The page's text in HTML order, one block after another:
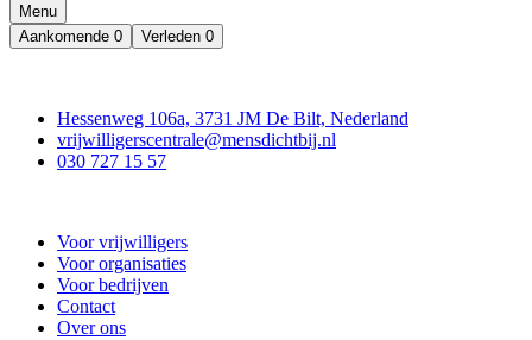
Menu
Aankomende 0 Verleden 0
Hessenweg 106a, 3731 JM De Bilt, Nederland
vrijwilligerscentrale@mensdichtbij.nl
030 727 15 57
Voor vrijwilligers
Voor organisaties
Voor bedrijven
Contact
Over ons